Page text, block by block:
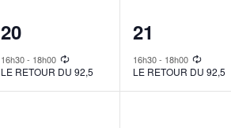
1
event,
20
16h30- 18h00
LE RETOUR DU 92,5
1
event,
21
16h30- 18h00
LE RETOUR DU 92,5